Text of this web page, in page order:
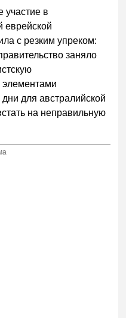
участие в
еврейской
с резким упреком:
заняло
элементами
для австралийской
на неправильную